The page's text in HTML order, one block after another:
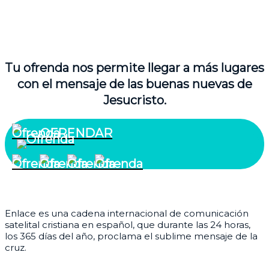
Tu ofrenda nos permite llegar a más lugares
con el mensaje de las buenas nuevas de
Jesucristo.
OFRENDAR
Enlace es una cadena internacional de comunicación
satelital cristiana en español, que durante las 24 horas,
los 365 días del año, proclama el sublime mensaje de la
cruz.